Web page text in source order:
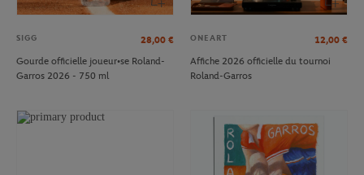
SIGG 28,00 €
Gourde officielle joueur•se Roland-
Garros 2026 - 750 ml
ONEART 12,00 €
Affiche 2026 officielle du tournoi
Roland-Garros